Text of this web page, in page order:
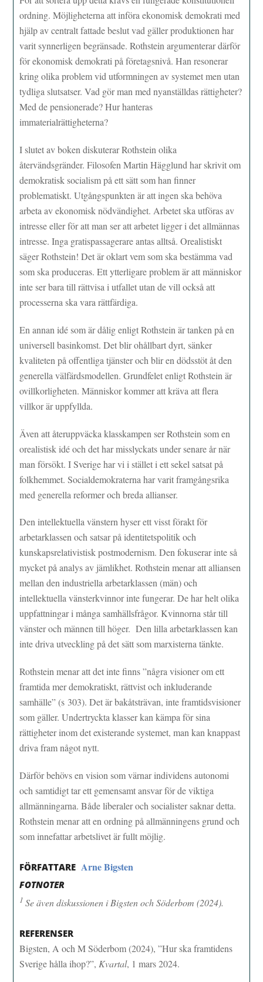
ordning. Möjligheterna att införa ekonomisk demokrati med
hjälp av centralt fattade beslut vad gäller produktionen har
varit synnerligen begränsade. Rothstein argumenterar därför
för ekonomisk demokrati på företagsnivå. Han resonerar
kring olika problem vid utformningen av systemet men utan
tydliga slutsatser. Vad gör man med nyanställdas rättigheter?
Med de pensionerade? Hur hanteras
immaterialrättigheterna?
I slutet av boken diskuterar Rothstein olika
återvändsgränder. Filosofen Martin Hägglund har skrivit om
demokratisk socialism på ett sätt som han finner
problematiskt. Utgångspunkten är att ingen ska behöva
arbeta av ekonomisk nödvändighet. Arbetet ska utföras av
intresse eller för att man ser att arbetet ligger i det allmännas
intresse. Inga gratispassagerare antas alltså. Orealistiskt
säger Rothstein! Det är oklart vem som ska bestämma vad
som ska produceras. Ett ytterligare problem är att människor
inte ser bara till rättvisa i utfallet utan de vill också att
processerna ska vara rättfärdiga.
En annan idé som är dålig enligt Rothstein är tanken på en
universell basinkomst. Det blir ohållbart dyrt, sänker
kvaliteten på offentliga tjänster och blir en dödsstöt åt den
generella välfärdsmodellen. Grundfelet enligt Rothstein är
ovillkorligheten. Människor kommer att kräva att flera
villkor är uppfyllda.
Även att återuppväcka klasskampen ser Rothstein som en
orealistisk idé och det har misslyckats under senare år när
man försökt. I Sverige har vi i stället i ett sekel satsat på
folkhemmet. Socialdemokraterna har varit framgångsrika
med generella reformer och breda allianser.
Den intellektuella vänstern hyser ett visst förakt för
arbetarklassen och satsar på identitetspolitik och
kunskapsrelativistisk postmodernism. Den fokuserar inte så
mycket på analys av jämlikhet. Rothstein menar att alliansen
mellan den industriella arbetarklassen (män) och
intellektuella vänsterkvinnor inte fungerar. De har helt olika
uppfattningar i många samhällsfrågor. Kvinnorna står till
vänster och männen till höger. Den lilla arbetarklassen kan
inte driva utveckling på det sätt som marxisterna tänkte.
Rothstein menar att det inte finns ”några visioner om ett
framtida mer demokratiskt, rättvist och inkluderande
samhälle” (s 303). Det är bakåtsträvan, inte framtidsvisioner
som gäller. Undertryckta klasser kan kämpa för sina
rättigheter inom det existerande systemet, man kan knappast
driva fram något nytt.
Därför behövs en vision som värnar individens autonomi
och samtidigt tar ett gemensamt ansvar för de viktiga
allmänningarna. Både liberaler och socialister saknar detta.
Rothstein menar att en ordning på allmänningens grund och
som innefattar arbetslivet är fullt möjlig.
FÖRFATTARE Arne Bigsten
FOTNOTER
1 Se även diskussionen i Bigsten och Söderbom (2024).
REFERENSER
Bigsten, A och M Söderbom (2024), ”Hur ska framtidens
Sverige hålla ihop?”,Kvartal, 1 mars 2024.